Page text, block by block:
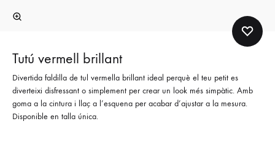
Tutú vermell brillant
Divertida faldilla de tul vermella brillant ideal perquè el teu petit es
diverteixi disfressant o simplement per crear un look més simpàtic. Amb
goma a la cintura i llaç a l’esquena per acabar d’ajustar a la mesura.
Disponible en talla única.